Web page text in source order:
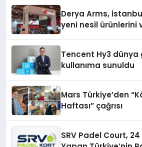
Derya Arms,
yeni nesil ürünlerini
Tencent Hy3 dünya
kullanıma sunuldu
Mars Türkiye’den
Haftası” çağrısı
SRV Padel Court,